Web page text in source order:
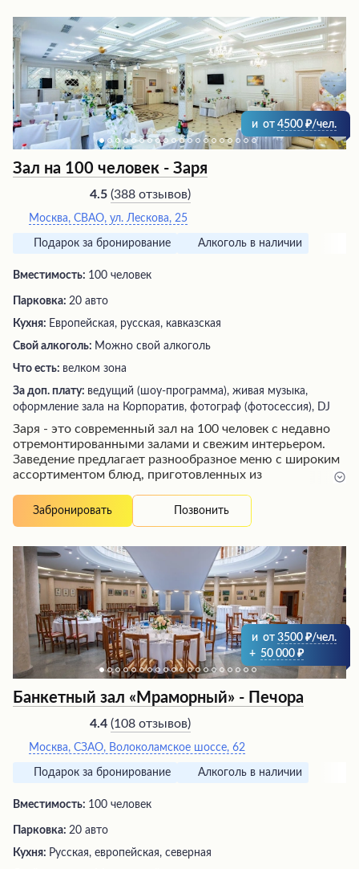
и от 4500 /чел.
Зал на 100 человек - Заря
4.5 (388 отзывов)
Москва, СВАО, ул. Лескова, 25
Подарок за бронирование Алкоголь в наличии
Вместимость: 100 человек
Парковка: 20 авто
Кухня: Европейская, русская, кавказская
Свой алкоголь: Можно свой алкоголь
Что есть: велком зона
За доп. плату: ведущий (шоу-программа), живая музыка,
оформление зала на Корпоратив, фотограф (фотосессия), DJ
Заря - это современный зал на 100 человек с недавно
отремонтированными залами и свежим интерьером.
Заведение предлагает разнообразное меню с широким
ассортиментом блюд, приготовленных из
вкусную и свежую еду, правильную подачу блюд, а
также хорошее обслуживание. В уютной атмосфере
такими деликатесами, как хачапури, салаты и шашлык.
Щедрые порции и высокое качество кухни
гарантируют незабываемые впечатления от посещения
этого заведения.
Забронировать Позвонить
и от 3500
/чел.
+ 50 000
Банкетный зал «Мраморный» - Печора
4.4 (108 отзывов)
Москва, СЗАО, Волоколамское шоссе, 62
Подарок за бронирование Алкоголь в наличии
Вместимость: 100 человек
Парковка: 20 авто
Кухня: Русская, европейская, северная